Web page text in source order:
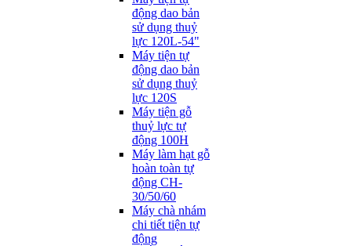
động dao bản
sử dụng thuỷ
lực 120L-54"
Máy tiện tự
động dao bản
sử dụng thuỷ
lực 120S
Máy tiện gỗ
thuỷ lực tự
động 100H
Máy làm hạt gỗ
hoàn toàn tự
động CH-
30/50/60
Máy chà nhám
chi tiết tiện tự
động